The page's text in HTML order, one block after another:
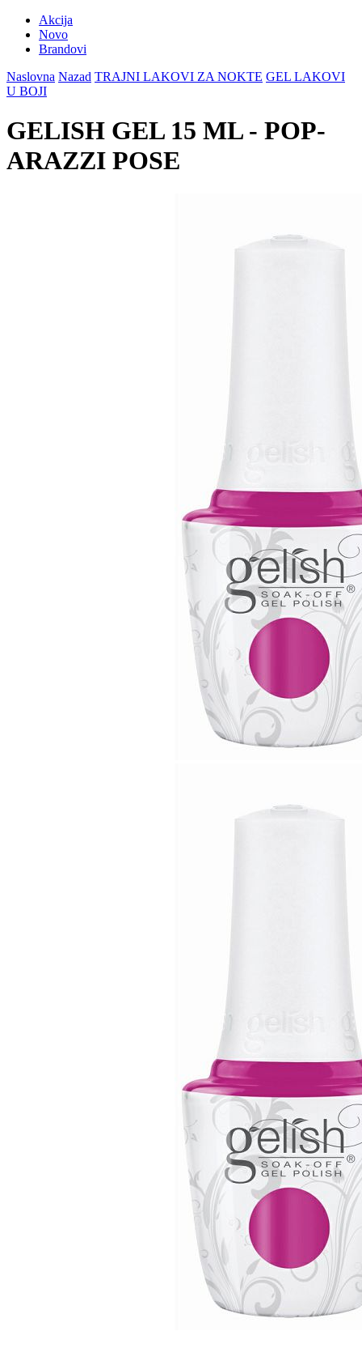
Akcija
Novo
Brandovi
Naslovna Nazad TRAJNI LAKOVI ZA NOKTE GEL LAKOVI
U BOJI
GELISH GEL 15 ML - POP-
ARAZZI POSE